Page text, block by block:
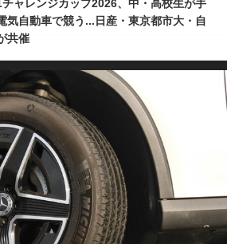
チャレンジカップ2026、中・高校生が手
気自動車で競う...日産・東京都市大・自
共催